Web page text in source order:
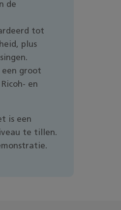
de
tot
plus
een groot
en
is een
te tillen.